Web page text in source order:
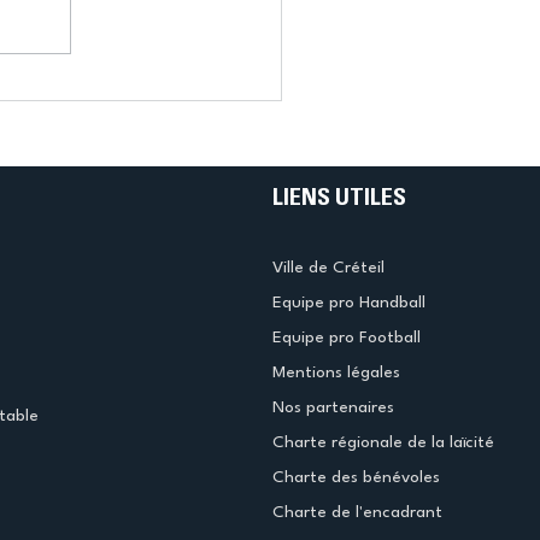
LIENS UTILES
Ville de Créteil
Equipe pro Handball
Equipe pro Football
Mentions légales
Nos partenaires
Charte régionale de la laïcité
Charte des bénévoles
Charte de l'encadrant